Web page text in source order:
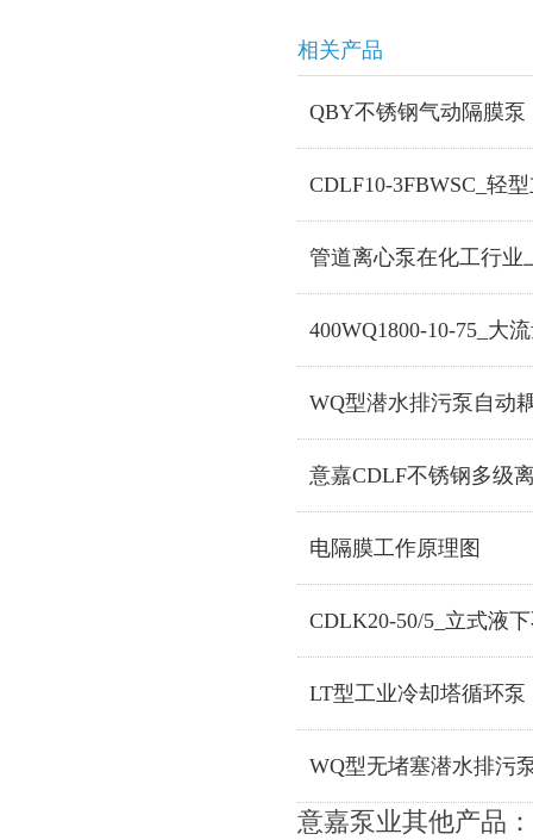
相关产品
QBY不锈钢气动隔膜泵
CDLF10-3FBWSC_轻
管道离心泵在化工行业
400WQ1800-10-75_大
WQ型潜水排污泵自动
意嘉CDLF不锈钢多级
电隔膜工作原理图
CDLK20-50/5_立式液
LT型工业冷却塔循环泵
WQ型无堵塞潜水排污
意嘉泵业其他产品：